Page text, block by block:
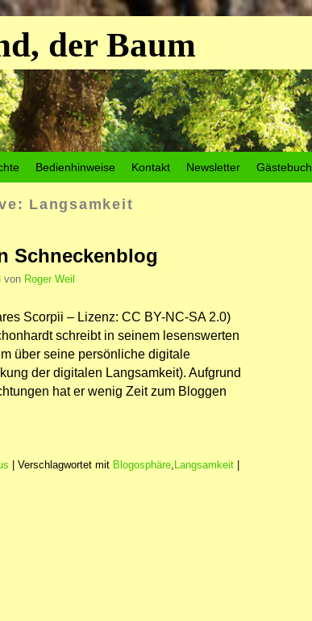
der Baum
Bedienhinweise Kontakt Newsletter Gästebuch
Langsamkeit
Schneckenblog
von Roger Weil
Scorpii – Lizenz: CC BY-NC-SA 2.0)
schreibt in seinem lesenswerten
über seine persönliche digitale
der digitalen Langsamkeit). Aufgrund
hat er wenig Zeit zum Bloggen
Verschlagwortet mit Blogosphäre Langsamkeit